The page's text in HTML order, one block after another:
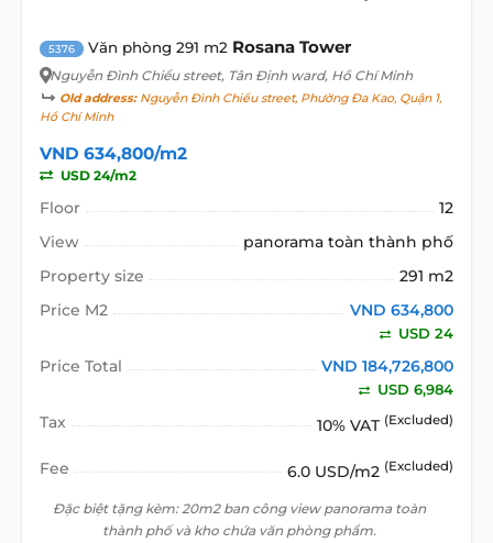
5376 Văn phòng 291 m2 Rosana Tower
Nguyễn Đình Chiểu street, Tân Định ward, Hồ Chí Minh
Old address:Nguyễn Đình Chiểu street, Phường Đa Kao, Quận 1,
Hồ Chí Minh
VND 634,800/m2
USD 24/m2
Floor
12
View
panorama toàn thành phố
Property size
291 m2
Price M2
VND 634,800
USD 24
Price Total VND 184,726,800
USD 6,984
Tax 10% VAT (Excluded)
Fee 6.0 USD/m2 (Excluded)
Đặc biệt tặng kèm: 20m2 ban công view panorama toàn
thành phố và kho chứa văn phòng phẩm.